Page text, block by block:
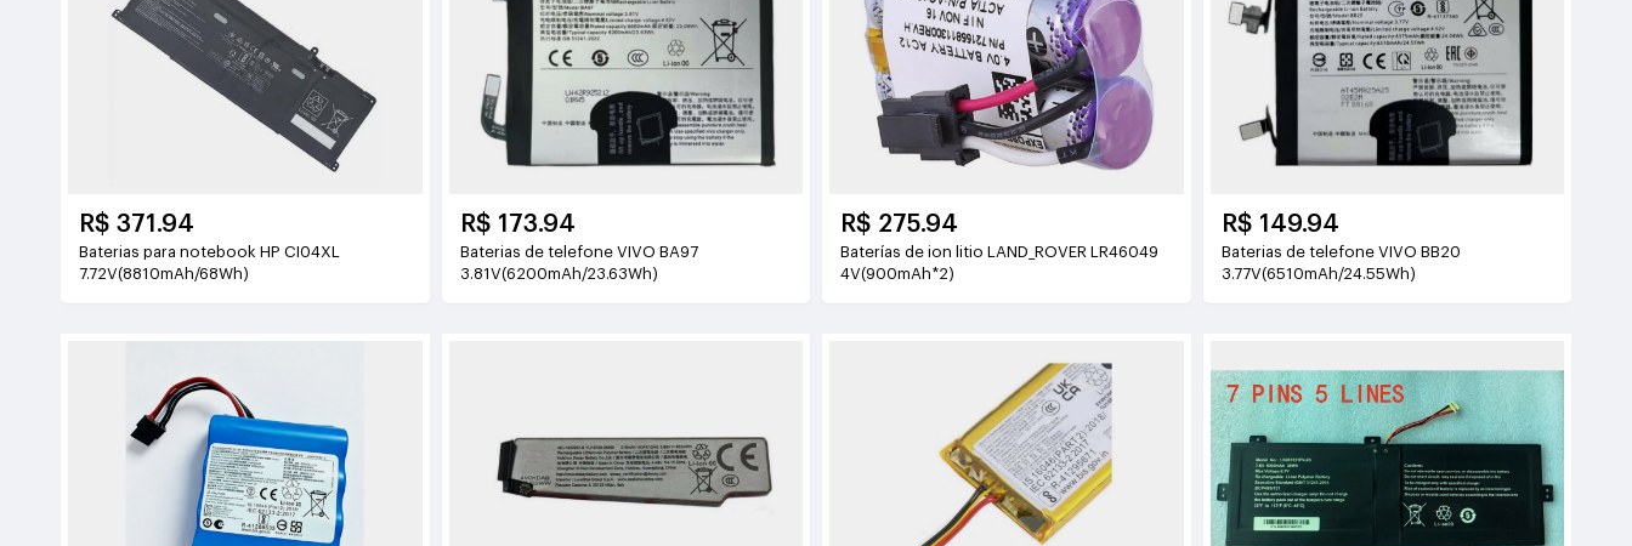
R$ 371.94
Baterias para notebook HP CI04XL
7.72V(8810mAh/68Wh)
R$ 173.94
Baterias de telefone VIVO BA97
3.81V(6200mAh/23.63Wh)
R$ 275.94
Baterías de ion litio LAND_ROVER LR46049
4V(900mAh*2)
R$ 149.94
Baterias de telefone VIVO BB20
3.77V(6510mAh/24.55Wh)